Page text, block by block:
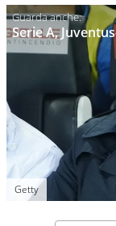
Serie A,
Getty